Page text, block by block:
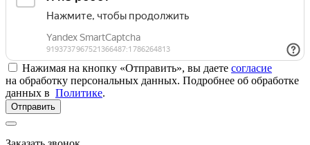
Нажимая на кнопку «Отправить», вы даете согласие
на обработку персональных данных. Подробнее об обработке
данных в Политике.
Отправить